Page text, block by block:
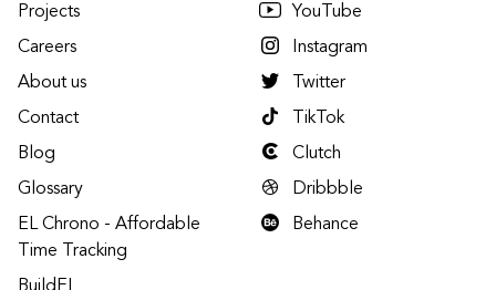
Projects
Careers
About us
Contact
Blog
Glossary
EL Chrono - Affordable
Time Tracking
YouTube
Instagram
Twitter
TikTok
Clutch
Dribbble
Behance